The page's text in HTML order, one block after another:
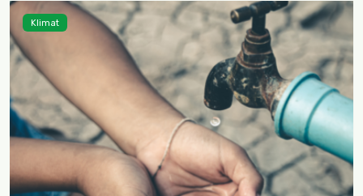
Klimat